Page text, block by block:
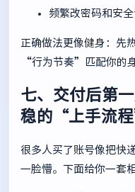
频繁改密码和安全
正确做法更像健身：先
“行为节奏”匹配你的
七、交付后第
稳的“上手流程
很多人买了账号像把快
一脸懵。下面给你一套